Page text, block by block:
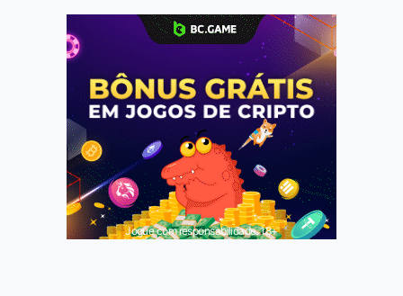
Jogue com responsabilidade. 18+